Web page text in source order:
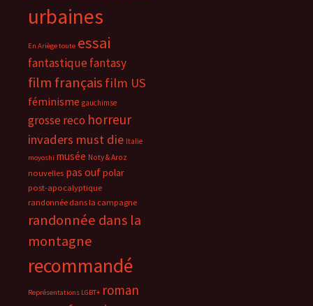
urbaines
En Ariège toute essai
fantastiquefantasy
film français film US
féminisme gauchimse
grosse reco horreur
invaders must die Italie
moyoshi musée Noty & Aroz
nouvelles pas oufpolar
post-apocalyptique
randonnée dans la campagne
randonnée dans la
montagne
recommandé
Représentations LGBT+ roman